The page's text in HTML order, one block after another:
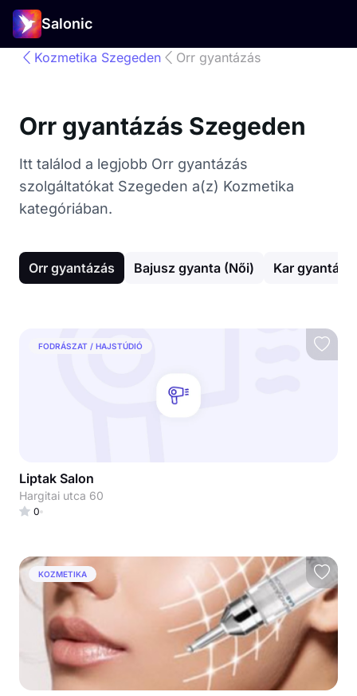
Salonic
Kozmetika Szegeden Orr gyantázás
Orr gyantázás Szegeden
Itt találod a legjobb Orr gyantázás
szolgáltatókat Szegeden a(z) Kozmetika
kategóriában.
Orr gyantázás Bajusz gyanta (Női) Kar
FODRÁSZAT / HAJSTÚDIÓ
Liptak Salon
Hargitai utca 60
0
KOZMETIKA